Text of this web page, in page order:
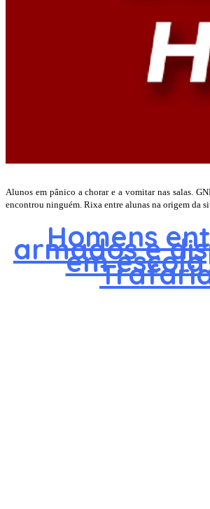
Alunos em pânico a chorar e a vomitar nas salas.
encontrou ninguém. Rixa entre alunas na origem da
Homens
armados e
em